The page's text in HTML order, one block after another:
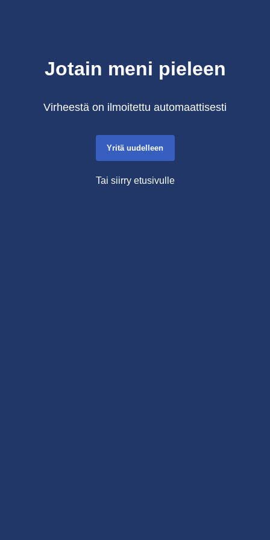
Jotain meni pieleen
Virheestä on ilmoitettu automaattisesti
Yritä uudelleen
Tai siirry etusivulle